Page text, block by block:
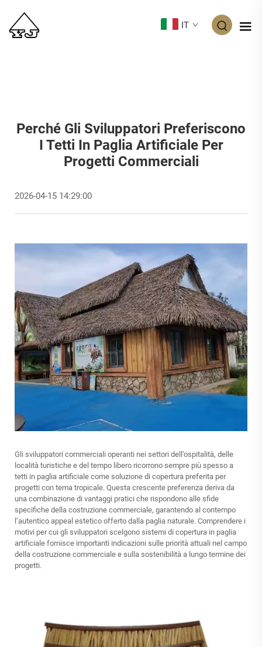
IT
Perché Gli Sviluppatori Preferiscono
I Tetti In Paglia Artificiale Per
Progetti Commerciali
2026-04-15 14:29:00
Gli sviluppatori commerciali operanti nei settori dell’ospitalità, delle
località turistiche e del tempo libero ricorrono sempre più spesso a
tetti in paglia artificiale come soluzione di copertura preferita per
progetti con tema tropicale. Questa crescente preferenza deriva da
una combinazione di vantaggi pratici che rispondono alle sfide
specifiche della costruzione commerciale, garantendo al contempo
l’autentico appeal estetico offerto dalla paglia naturale. Comprendere i
motivi per cui gli sviluppatori scelgono sistemi di copertura in paglia
artificiale fornisce importanti indicazioni sulle priorità attuali nel campo
della costruzione commerciale e sulla sostenibilità a lungo termine dei
progetti.